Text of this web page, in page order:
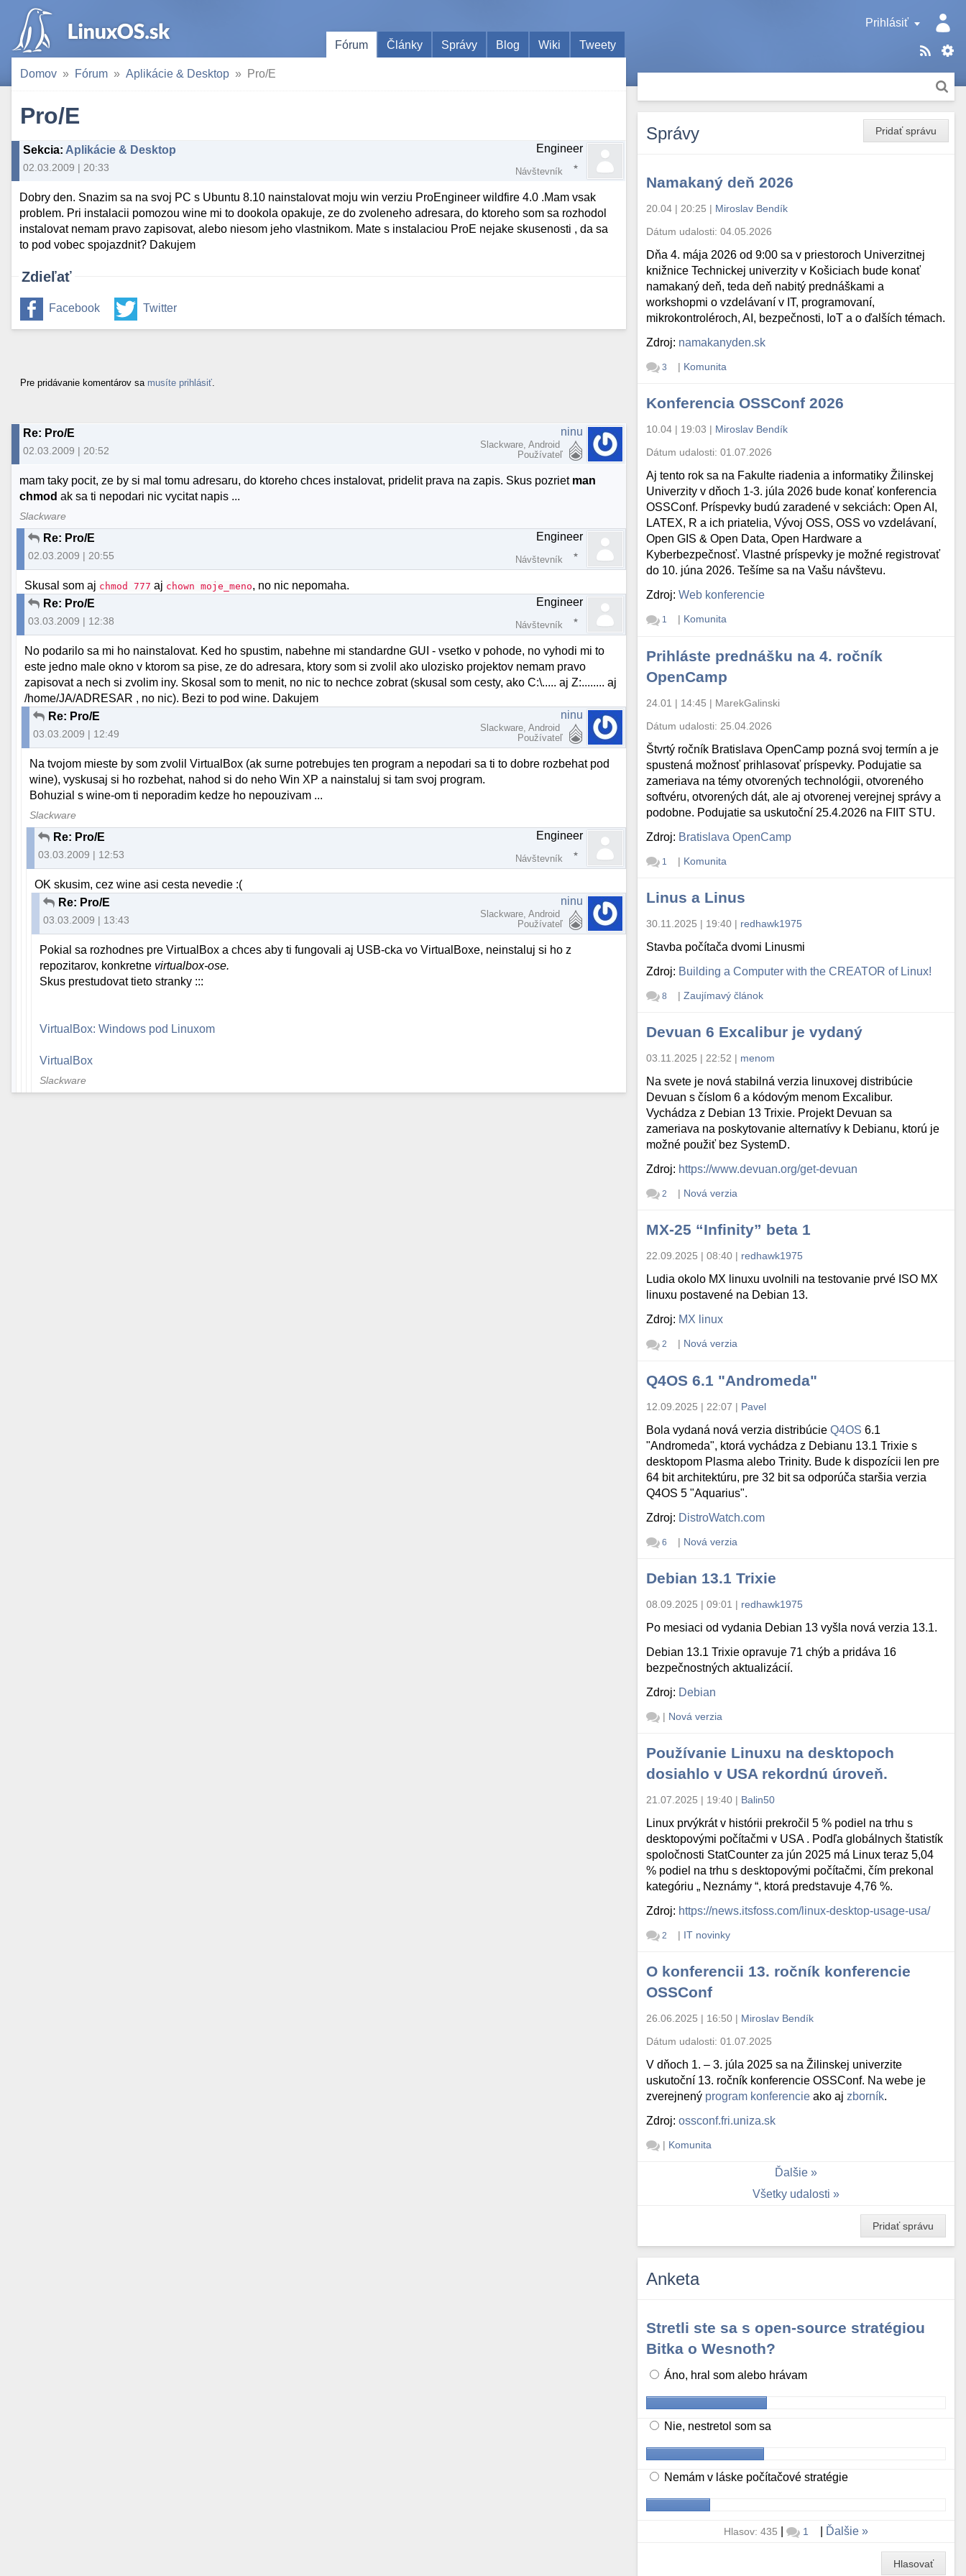
Prihlásiť
Fórum
Články Správy Blog Wiki Tweety
Domov Fórum Aplikácie & Desktop Pro/E
Pro/E
Sekcia: Aplikácie & Desktop
02.03.2009 | 20:33
Engineer
Návštevník
Dobry den. Snazim sa na svoj PC s Ubuntu 8.10 nainstalovat moju win verziu ProEngineer wildfire 4.0 .Mam vsak
problem. Pri instalacii pomozou wine mi to dookola opakuje, ze do zvoleneho adresara, do ktoreho som sa rozhodol
instalovat nemam pravo zapisovat, alebo niesom jeho vlastnikom. Mate s instalaciou ProE nejake skusenosti , da sa
to pod vobec spojazdnit? Dakujem
Zdieľať
Facebook Twitter
Pre pridávanie komentárov sa musíte prihlásiť
Re: Pro/E
02.03.2009 | 20:52
ninu
Slackware, Android
Používateľ
mam taky pocit, ze by si mal tomu adresaru, do ktoreho chces instalovat, pridelit prava na zapis. Skus pozriet man
chmod ak sa ti nepodari nic vycitat napis ...
Slackware
Re: Pro/E
02.03.2009 | 20:55
Engineer
Návštevník
Skusal som aj chmod 777 aj chown moje_meno, no nic nepomaha.
Re: Pro/E
03.03.2009 | 12:38
Engineer
Návštevník
No podarilo sa mi ho nainstalovat. Ked ho spustim, nabehne mi standardne GUI - vsetko v pohode, no vyhodi mi to
este jedno male okno v ktorom sa pise, ze do adresara, ktory som si zvolil ako ulozisko projektov nemam pravo
zapisovat a nech si zvolim iny. Skosal som to menit, no nic to nechce zobrat (skusal som cesty, ako C:\..... aj Z:........ aj
/home/JA/ADRESAR , no nic). Bezi to pod wine. Dakujem
Re: Pro/E
03.03.2009 | 12:49
ninu
Slackware, Android
Používateľ
Na tvojom mieste by som zvolil VirtualBox (ak surne potrebujes ten program a nepodari sa ti to dobre rozbehat pod
wine), vyskusaj si ho rozbehat, nahod si do neho Win XP a nainstaluj si tam svoj program.
Bohuzial s wine-om ti neporadim kedze ho nepouzivam ...
Slackware
Re: Pro/E
03.03.2009 | 12:53
Engineer
Návštevník
OK skusim, cez wine asi cesta nevedie :(
Re: Pro/E
03.03.2009 | 13:43
ninu
Slackware, Android
Používateľ
Pokial sa rozhodnes pre VirtualBox a chces aby ti fungovali aj USB-cka vo VirtualBoxe, neinstaluj si ho z
repozitarov, konkretne virtualbox-ose.
Skus prestudovat tieto stranky :::
VirtualBox: Windows pod Linuxom
VirtualBox
Slackware
Pridať správu
Správy
Namakaný deň 2026
20.04 | 20:25 | Miroslav Bendík
Dátum udalosti:04.05.2026
Dňa 4. mája 2026 od 9:00 sa v priestoroch Univerzitnej
knižnice Technickej univerzity v Košiciach bude konať
namakaný deň, teda deň nabitý prednáškami a
workshopmi o vzdelávaní v IT, programovaní,
mikrokontroléroch, AI, bezpečnosti, IoT a o ďalších témach.
Zdroj: namakanyden.sk
3 | Komunita
Konferencia OSSConf 2026
10.04 | 19:03 | Miroslav Bendík
Dátum udalosti:01.07.2026
Aj tento rok sa na Fakulte riadenia a informatiky Žilinskej
Univerzity v dňoch 1-3. júla 2026 bude konať konferencia
OSSConf. Príspevky budú zaradené v sekciách: Open AI,
LATEX, R a ich priatelia, Vývoj OSS, OSS vo vzdelávaní,
Open GIS & Open Data, Open Hardware a
Kyberbezpečnosť. Vlastné príspevky je možné registrovať
do 10. júna 2026. Tešíme sa na Vašu návštevu.
Zdroj:Web konferencie
1 | Komunita
Prihláste prednášku na 4. ročník
OpenCamp
24.01 | 14:45 | MarekGalinski
Dátum udalosti: 25.04.2026
Štvrtý ročník Bratislava OpenCamp pozná svoj termín a je
spustená možnosť prihlasovať príspevky. Podujatie sa
zameriava na témy otvorených technológii, otvoreného
softvéru, otvorených dát, ale aj otvorenej verejnej správy a
podobne. Podujatie sa uskutoční 25.4.2026 na FIIT STU.
Zdroj: Bratislava OpenCamp
1 | Komunita
Linus a Linus
30.11.2025 | 19:40 | redhawk1975
Stavba počítača dvomi Linusmi
Zdroj: Building a Computer with the CREATOR of Linux!
8 | Zaujímavý článok
Devuan 6 Excalibur je vydaný
03.11.2025 | 22:52 | menom
Na svete je nová stabilná verzia linuxovej distribúcie
Devuan s číslom 6 a kódovým menom Excalibur.
Vychádza z Debian 13 Trixie. Projekt Devuan sa
zameriava na poskytovanie alternatívy k Debianu, ktorú je
možné použiť bez SystemD.
Zdroj: https://www.devuan.org/get-devuan
2 | Nová verzia
MX-25 “Infinity” beta 1
22.09.2025 | 08:40 | redhawk1975
Ludia okolo MX linuxu uvolnili na testovanie prvé ISO MX
linuxu postavené na Debian 13.
Zdroj: MX linux
2 | Nová verzia
Q4OS 6.1 "Andromeda"
12.09.2025 | 22:07 | Pavel
Bola vydaná nová verzia distribúcieQ4OS 6.1
"Andromeda", ktorá vychádza z Debianu 13.1 Trixie s
desktopom Plasma alebo Trinity. Bude k dispozícii len pre
64 bit architektúru, pre 32 bit sa odporúča staršia verzia
Q4OS 5 "Aquarius".
Zdroj: DistroWatch.com
6 | Nová verzia
Debian 13.1 Trixie
08.09.2025 | 09:01 | redhawk1975
Po mesiaci od vydania Debian 13 vyšla nová verzia 13.1.
Debian 13.1 Trixie opravuje 71 chýb a pridáva 16
bezpečnostných aktualizácií.
Zdroj: Debian
| Nová verzia
Používanie Linuxu na desktopoch
dosiahlo v USA rekordnú úroveň.
21.07.2025 | 19:40 | Balin50
Linux prvýkrát v histórii prekročil 5 % podiel na trhu s
desktopovými počítačmi v USA . Podľa globálnych štatistík
spoločnosti StatCounter za jún 2025 má Linux teraz 5,04
% podiel na trhu s desktopovými počítačmi, čím prekonal
kategóriu „ Neznámy “, ktorá predstavuje 4,76 %.
Zdroj: https://news.itsfoss.com/linux-desktop-usage-usa/
2 | IT novinky
O konferencii 13. ročník konferencie
OSSConf
26.06.2025 | 16:50 | Miroslav Bendík
Dátum udalosti:01.07.2025
V dňoch 1. – 3. júla 2025 sa na Žilinskej univerzite
uskutoční 13. ročník konferencie OSSConf. Na webe je
zverejnený program konferencie ako aj zborník.
Zdroj:ossconf.fri.uniza.sk
| Komunita
Ďalšie
Všetky udalosti
Pridať správu
Anketa
Stretli ste sa s open-source stratégiou
Bitka o Wesnoth?
Áno, hral som alebo hrávam
Nie, nestretol som sa
Nemám v láske počítačové stratégie
Hlasov: 435 | 1 Ďalšie
Hlasovať